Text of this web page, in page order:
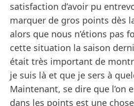
satisfaction d’avoir pu
marquer de gros points dès
alors que nous n’étions pas
cette situation la saison
était très important de
je suis là et que je sers à
Maintenant, se dire que l’on
dans les points est une